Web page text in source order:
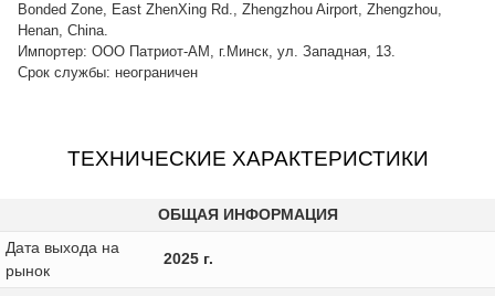
Bonded Zone, East ZhenXing Rd., Zhengzhou Airport, Zhengzhou,
Henan, China.
Импортер: ООО Патриот-АМ, г.Минск, ул. Западная, 13.
Срок службы: неограничен
ТЕХНИЧЕСКИЕ ХАРАКТЕРИСТИКИ
ОБЩАЯ ИНФОРМАЦИЯ
Дата выхода на
рынок
2025 г.